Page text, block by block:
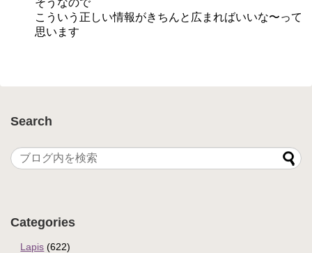
そうなので
こういう正しい情報がきちんと広まればいいな〜って
思います
Search
Categories
Lapis (622)